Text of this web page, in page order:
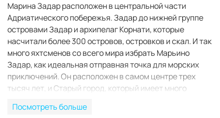
Марина Задар расположен в центральной части
Адриатического побережья. Задар до нижней группе
островами Задар и архипелаг Корнати, которые
насчитали более 300 островов, островков и скал. И так
много яхтсменов со всего мира избрать Марьино
Задар, как идеальная отправная точка для морских
приключений. Он расположен в самом центре трех
тысяч лет, и Старый город, который имеет много
археологических находок и культурного содержания, а
Посмотреть больше